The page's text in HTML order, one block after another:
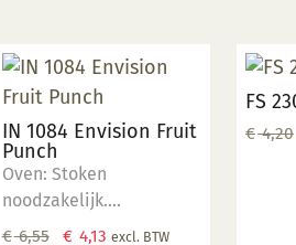
IN 1084 Envision Fruit
Punch
Oven: Stoken
noodzakelijk.
Temperatuur: 1000 °C -
€6,55
Oorspronkelijke
€ 4,13Huidige
excl. BTW
FS
€4,20